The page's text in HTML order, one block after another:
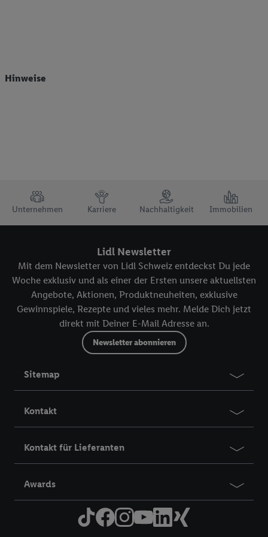
Hinweise
TRUSTBAR
Unternehmen Karriere Nachhaltigkeit Immobilien
Lidl Newsletter
Mit dem Newsletter von Lidl Schweiz entdeckst Du jede
Woche exklusiv und als einer der Ersten unsere aktuellsten
Angebote, Aktionen, Produktneuheiten, exklusive
Gewinnspiele, Rezepte und vieles mehr. Melde Dich jetzt
direkt mit Deiner E-Mail Adresse an.
Newsletter abonnieren
Sitemap
Kontakt
Kontakt für Lieferanten
Awards